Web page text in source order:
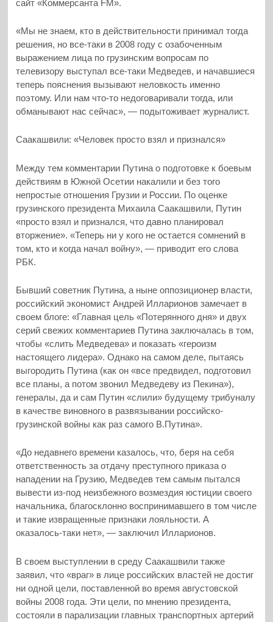
сайт «Коммерсанта FM».
«Мы не знаем, кто в действительности принимал тогда
решения, но все-таки в 2008 году с озабоченным
выражением лица по грузинским вопросам по
телевизору выступал все-таки Медведев, и начавшиеся
теперь пояснения вызывают неловкость именно
поэтому. Или нам что-то недоговаривали тогда, или
обманывают нас сейчас», — подытоживает журналист.
Саакашвили: «Человек просто взял и признался»
Между тем комментарии Путина о подготовке к боевым
действиям в Южной Осетии накалили и без того
непростые отношения Грузии и России. По оценке
грузинского президента Михаила Саакашвили, Путин
«просто взял и признался, что давно планировал
вторжение». «Теперь ни у кого не остается сомнений в
том, кто и когда начал войну», — приводит его слова
РБК.
Бывший советник Путина, а ныне оппозиционер власти,
российский экономист Андрей Илларионов замечает в
своем блоге: «Главная цель «Потерянного дня» и двух
серий свежих комментариев Путина заключалась в том,
чтобы «слить Медведева» и показать «героизм
настоящего лидера». Однако на самом деле, пытаясь
выгородить Путина (как он «все предвидел, подготовил
все планы, а потом звонил Медведеву из Пекина»),
генералы, да и сам Путин «слили» будущему трибуналу
в качестве виновного в развязывании российско-
грузинской войны как раз самого В.Путина».
«До недавнего времени казалось, что, беря на себя
ответственность за отдачу преступного приказа о
нападении на Грузию, Медведев тем самым пытался
вывести из-под неизбежного возмездия юстиции своего
начальника, благосклонно воспринимавшего в том числе
и такие извращенные признаки лояльности. А
оказалось-таки нет», — заключил Илларионов.
В своем выступлении в среду Саакашвили также
заявил, что «враг» в лице российских властей не достиг
ни одной цели, поставленной во время августовской
войны 2008 года. Эти цели, по мнению президента,
состояли в парализации главных транспортных артерий